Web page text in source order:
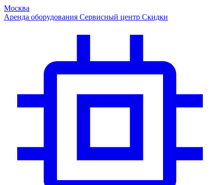
Москва
Аренда оборудования Сервисный центр Скидки